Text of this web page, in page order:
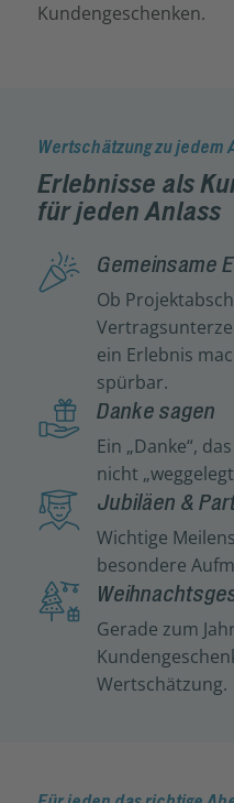
Kundengeschenken.
Wertschätzung zu jedem
Erlebnisse als
für jeden Anlass
Gemeinsame
Ob
ein Erlebnis
spürbar.
Danke sagen
Ein „Danke“,
nicht
Jubiläen &
Wichtige
besondere
Gerade zum
Wertschätzung.